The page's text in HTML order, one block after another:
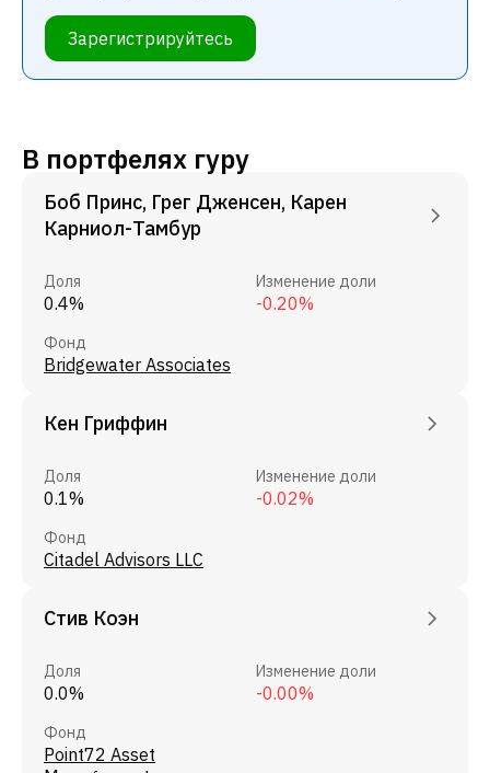
Зарегистрируйтесь
В портфелях гуру
Боб Принс, Грег Дженсен, Карен
Карниол-Тамбур
Доля
0.4%
Изменение доли
-0.20%
Фонд
Bridgewater Associates
Кен Гриффин
Доля
0.1%
Изменение доли
-0.02%
Фонд
Citadel Advisors LLC
Стив Коэн
Доля
0.0%
Изменение доли
-0.00%
Фонд
Point72 Asset